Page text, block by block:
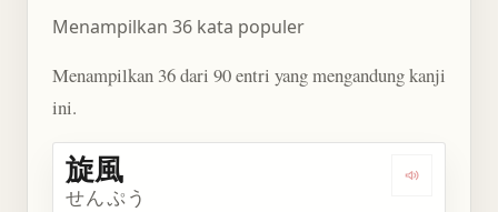
Menampilkan 36 kata populer
Menampilkan 36 dari 90 entri yang mengandung kanji
ini.
Dengarkan
旋風
せんぷう